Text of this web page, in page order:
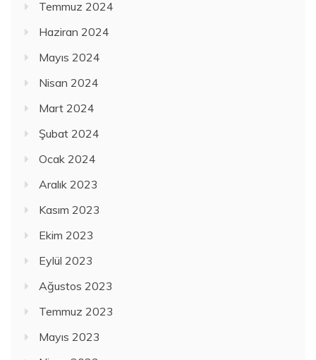
Temmuz 2024
Haziran 2024
Mayıs 2024
Nisan 2024
Mart 2024
Şubat 2024
Ocak 2024
Aralık 2023
Kasım 2023
Ekim 2023
Eylül 2023
Ağustos 2023
Temmuz 2023
Mayıs 2023